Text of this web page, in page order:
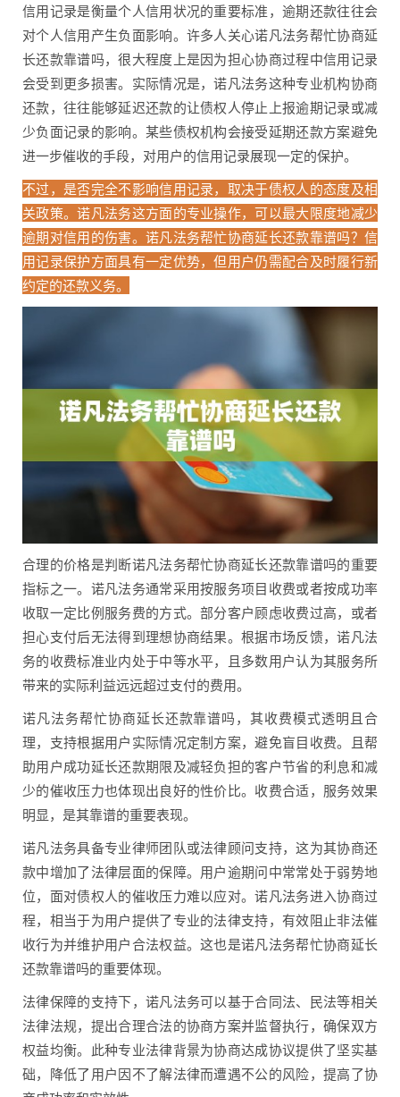
信用记录是衡量个人信用状况的重要标准，逾期还款往往会
对个人信用产生负面影响。许多人关心诺凡法务帮忙协商延
长还款靠谱吗，很大程度上是因为担心协商过程中信用记录
会受到更多损害。实际情况是，诺凡法务这种专业机构协商
还款，往往能够延迟还款的让债权人停止上报逾期记录或减
少负面记录的影响。某些债权机构会接受延期还款方案避免
进一步催收的手段，对用户的信用记录展现一定的保护。
不过，是否完全不影响信用记录，取决于债权人的态度及相
关政策。诺凡法务这方面的专业操作，可以最大限度地减少
逾期对信用的伤害。诺凡法务帮忙协商延长还款靠谱吗？信
用记录保护方面具有一定优势，但用户仍需配合及时履行新
约定的还款义务。
合理的价格是判断诺凡法务帮忙协商延长还款靠谱吗的重要
指标之一。诺凡法务通常采用按服务项目收费或者按成功率
收取一定比例服务费的方式。部分客户顾虑收费过高，或者
担心支付后无法得到理想协商结果。根据市场反馈，诺凡法
务的收费标准业内处于中等水平，且多数用户认为其服务所
带来的实际利益远远超过支付的费用。
诺凡法务帮忙协商延长还款靠谱吗，其收费模式透明且合
理，支持根据用户实际情况定制方案，避免盲目收费。且帮
助用户成功延长还款期限及减轻负担的客户节省的利息和减
少的催收压力也体现出良好的性价比。收费合适，服务效果
明显，是其靠谱的重要表现。
诺凡法务具备专业律师团队或法律顾问支持，这为其协商还
款中增加了法律层面的保障。用户逾期问中常常处于弱势地
位，面对债权人的催收压力难以应对。诺凡法务进入协商过
程，相当于为用户提供了专业的法律支持，有效阻止非法催
收行为并维护用户合法权益。这也是诺凡法务帮忙协商延长
还款靠谱吗的重要体现。
法律保障的支持下，诺凡法务可以基于合同法、民法等相关
法律法规，提出合理合法的协商方案并监督执行，确保双方
权益均衡。此种专业法律背景为协商达成协议提供了坚实基
础，降低了用户因不了解法律而遭遇不公的风险，提高了协